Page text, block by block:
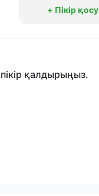
+ Пікір қосу
қалдырыңыз.